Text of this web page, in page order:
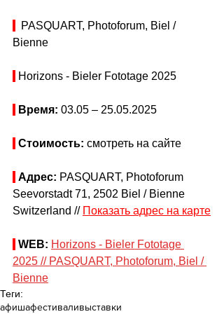
PASQUART, Photoforum, Biel /
Bienne
Horizons - Bieler Fototage 2025
Время: 03.05 – 25.05.2025
Стоимость: смотреть на сайте
Адрес: PASQUART, Photoforum
Seevorstadt 71, 2502 Biel / Bienne
Switzerland // Показать адрес на карте
WEB: Horizons - Bieler Fototage
2025 // PASQUART, Photoforum, Biel /
Bienne
Теги:
афишафестиваливыставки